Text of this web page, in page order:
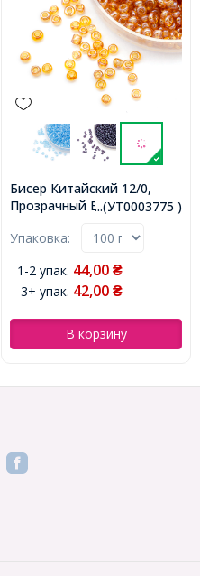
...(УТ0003775 )
Бисер Китайский 12/0,
Прозрачный Блестящий
Круглый, (УТ0003775)
Упаковка:
1-2 упак. 44,00 ₴
3+ упак. 42,00 ₴
В корзину